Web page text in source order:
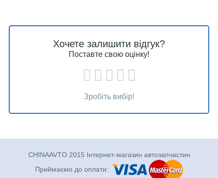
Хочете залишити відгук?
Поставте свою оцінку!
Зробіть вибір!
CHINAAVTO 2015 Інтернет-магазин автозапчастин
Приймаємо до оплати: